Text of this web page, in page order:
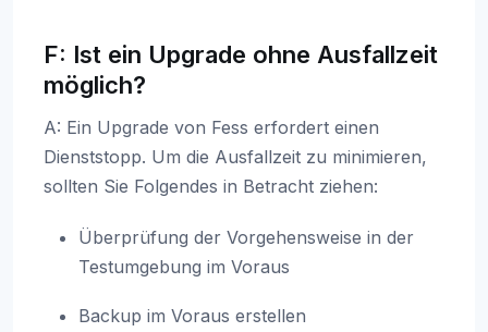
F: Ist ein Upgrade ohne Ausfallzeit
möglich?
A: Ein Upgrade von Fess erfordert einen
Dienststopp. Um die Ausfallzeit zu minimieren,
sollten Sie Folgendes in Betracht ziehen:
Überprüfung der Vorgehensweise in der
Testumgebung im Voraus
Backup im Voraus erstellen